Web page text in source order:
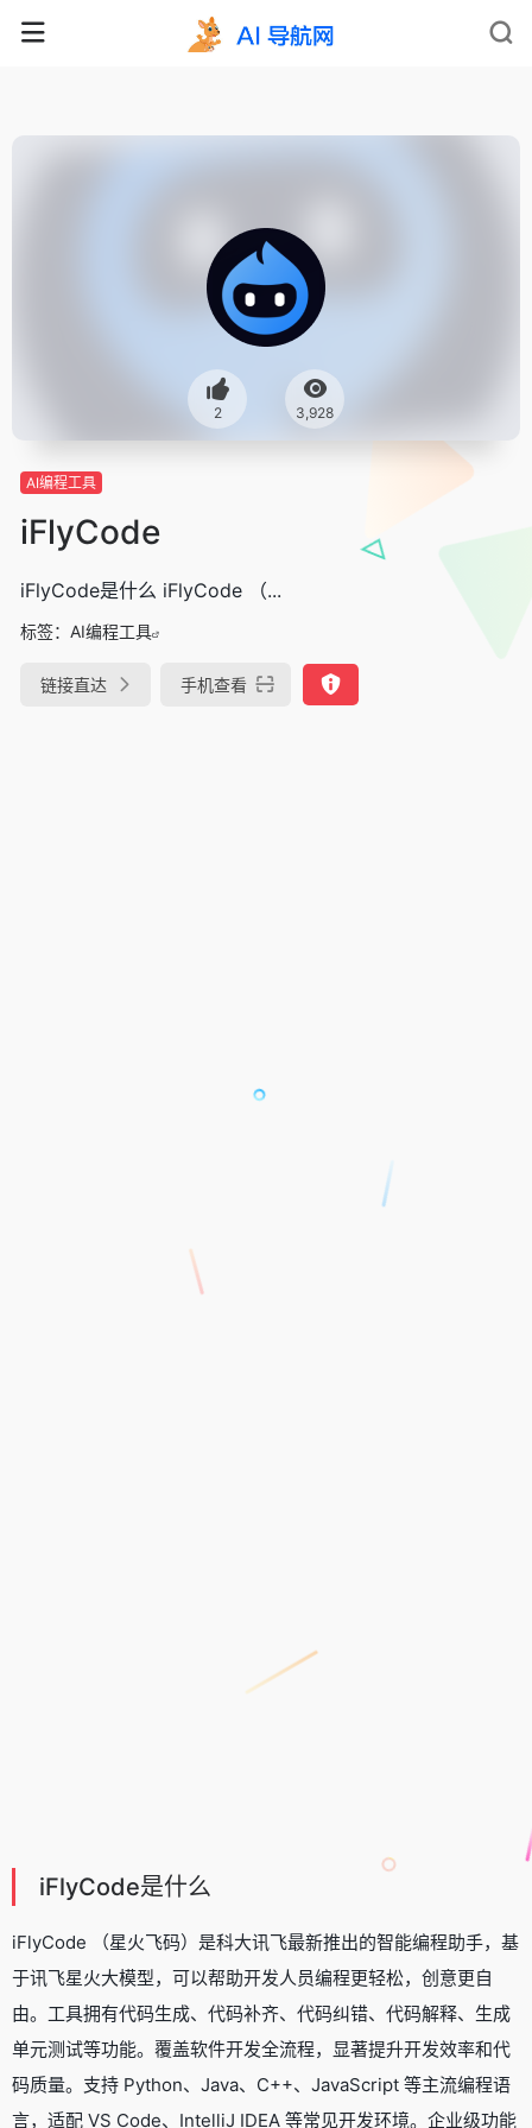
2 3,928
AI编程工具
iFlyCode
iFlyCode是什么 iFlyCode （...
标签： AI编程工具
链接直达 手机查看
iFlyCode是什么
iFlyCode （星火飞码）是科大讯飞最新推出的智能编程助手，基
于讯飞星火大模型，可以帮助开发人员编程更轻松，创意更自
由。工具拥有代码生成、代码补齐、代码纠错、代码解释、生成
单元测试等功能。覆盖软件开发全流程，显著提升开发效率和代
码质量。支持 Python、Java、C++、JavaScript 等主流编程语
言，适配 VS Code、IntelliJ IDEA 等常见开发环境。企业级功能